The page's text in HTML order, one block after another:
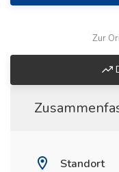
Zur
Standort